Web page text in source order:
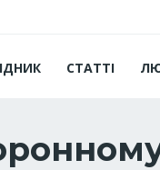
СТАТТІ